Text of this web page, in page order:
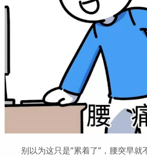
别以为这只是“累着了”，腰突早就